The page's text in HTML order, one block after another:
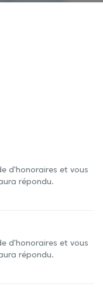
d'honoraires et vous
répondu.
d'honoraires et vous
répondu.